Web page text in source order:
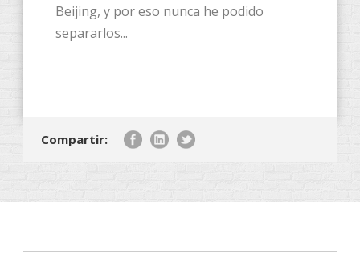
Beijing, y por eso nunca he podido
separarlos...
Compartir: